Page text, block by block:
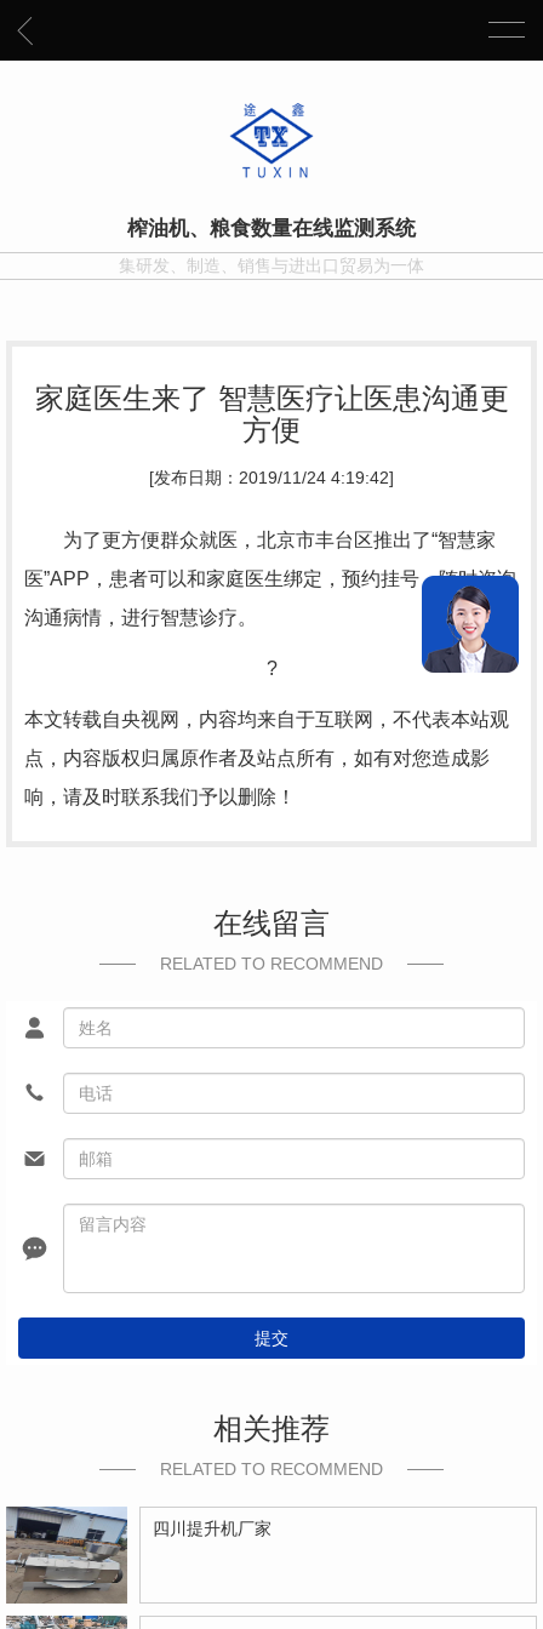
榨油机、粮食数量在线监测系统
集研发、制造、销售与进出口贸易为一体
家庭医生来了 智慧医疗让医患沟通更
方便
[发布日期：2019/11/24 4:19:42]
为了更方便群众就医，北京市丰台区推出了“智慧家
医”APP，患者可以和家庭医生绑定，预约挂号，随时咨询
沟通病情，进行智慧诊疗。
?
本文转载自央视网，内容均来自于互联网，不代表本站观
点，内容版权归属原作者及站点所有，如有对您造成影
响，请及时联系我们予以删除！
在线留言
RELATED TO RECOMMEND
提交
相关推荐
RELATED TO RECOMMEND
四川提升机厂家